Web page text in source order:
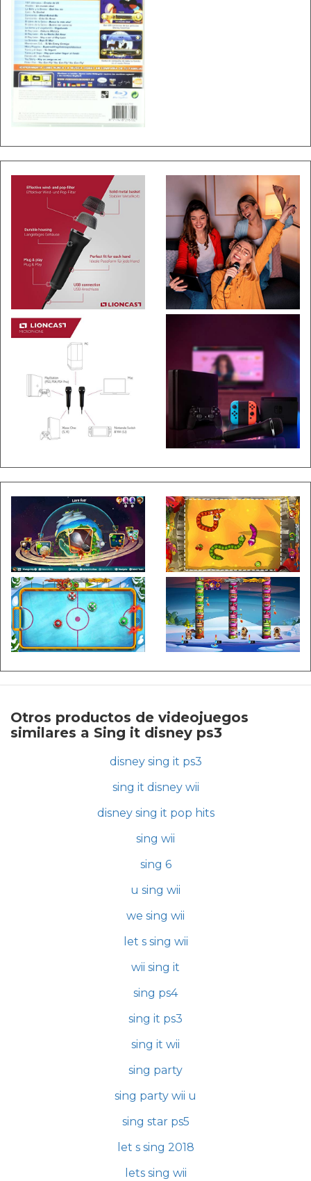
Otros productos de videojuegos
similares a Sing it disney ps3
disney sing it ps3
sing it disney wii
disney sing it pop hits
sing wii
sing 6
u sing wii
we sing wii
let s sing wii
wii sing it
sing ps4
sing it ps3
sing it wii
sing party
sing party wii u
sing star ps5
let s sing 2018
lets sing wii